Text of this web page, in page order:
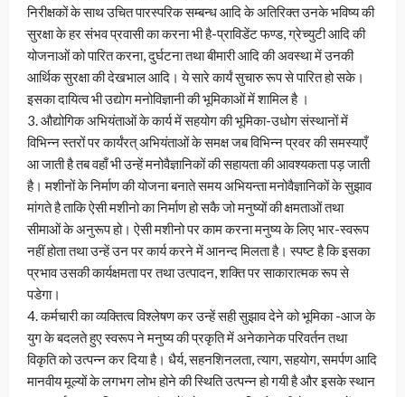
निरीक्षकों के साथ उचित पारस्परिक सम्बन्ध आदि के अतिरिक्त उनके भविष्य की
सुरक्षा के हर संभव प्रवासी का करना भी है-प्राविडेंट फण्ड, ग्रेच्युटी आदि की
योजनाओं को पारित करना, दुर्घटना तथा बीमारी आदि की अवस्था में उनकी
आर्थिक सुरक्षा की देखभाल आदि। ये सारे कार्यं सुचारु रूप से पारित हो सके।
इसका दायित्व भी उद्योग मनोविज्ञानी की भूमिकाओं में शामिल है ।
3. औद्योगिक अभियंताओं के कार्य में सहयोग की भूमिका-उधोग संस्थानों में
विभिन्न स्तरों पर कार्यंरत् अभियंताओं के समक्ष जब विभिन्न प्रवर की समस्याएँ
आ जाती है तब वहाँ भी उन्हें मनोवैज्ञानिकों की सहायता की आवश्यकता पड़ जाती
है। मशीनों के निर्माण की योजना बनाते समय अभियन्ता मनोवैज्ञानिकों के सुझाव
मांगते है ताकि ऐसी मशीनो का निर्माण हो सकै जो मनुष्यों की क्षमताओं तथा
सीमाओं के अनुरूप हो। ऐसी मशीनो पर काम करना मनुष्य के लिए भार-स्वरूप
नहीं होता तथा उन्हें उन पर कार्य करने में आनन्द मिलता है। स्पष्ट है कि इसका
प्रभाव उसकी कार्यक्षमता पर तथा उत्पादन, शक्ति पर साकारात्मक रूप से
पडेगा।
4. कर्मचारी का व्यक्तित्व विश्लेषण कर उन्हें सही सुझाव देने को भूमिका -आज के
युग के बदलते हुए स्वरूप ने मनुष्य की प्रकृति में अनेकानेक परिवर्तन तथा
विकृति को उत्पन्न कर दिया है। धैर्य, सहनशिनलता, त्याग, सहयोग, समर्पण आदि
मानवीय मूल्यों के लगभग लोभ होने की स्थिति उत्पन्न हो गयी है और इसके स्थान